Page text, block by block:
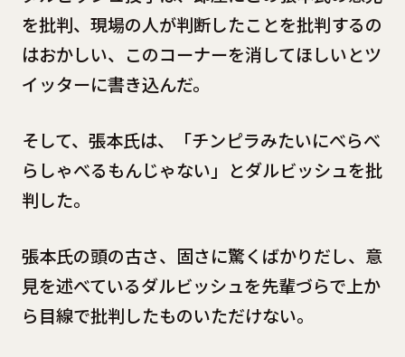
を批判、現場の人が判断したことを批判するの
はおかしい、このコーナーを消してほしいとツ
イッターに書き込んだ。
そして、張本氏は、「チンピラみたいにべらべ
らしゃべるもんじゃない」とダルビッシュを批
判した。
張本氏の頭の古さ、固さに驚くばかりだし、意
見を述べているダルビッシュを先輩づらで上か
ら目線で批判したものいただけない。